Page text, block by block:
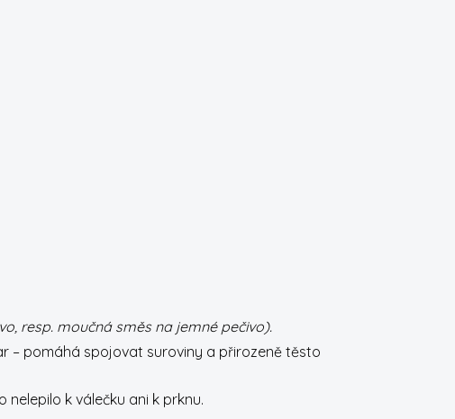
resp. moučná směs na jemné pečivo).
– pomáhá spojovat suroviny a přirozeně těsto
k válečku ani k prknu.